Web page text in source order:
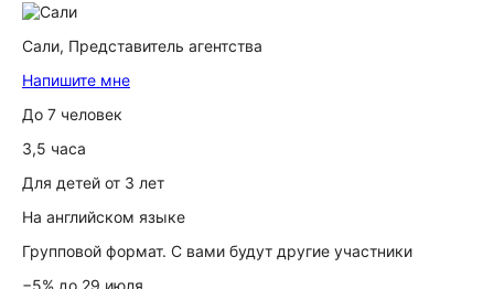
Сали, Представитель агентства
Напишите мне
До 7 человек
3,5 часа
Для детей от 3 лет
На английском языке
Групповой формат. С вами будут другие участники
−5% до 29 июля